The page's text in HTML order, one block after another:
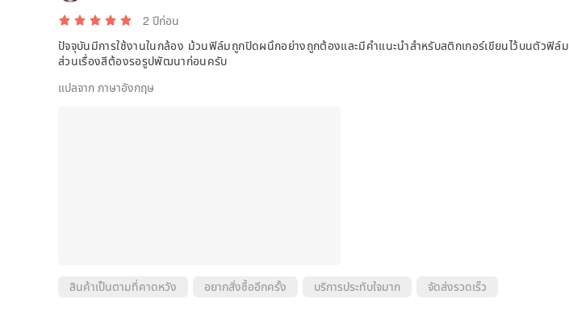
2 ปีก่อน
ปัจจุบันมีการใช้งานในกล้อง ม้วนฟิล์มถูกปิดผนึกอย่างถูกต้องและมีคำแนะนำสำหรับสติกเกอร์เขียนไว้บนตัวฟิล์ม
ส่วนเรื่องสีต้องรอรูปพัฒนาก่อนครับ
แปลจาก ภาษาอังกฤษ
สินค้าเป็นตามที่คาดหวัง อยากสั่งซื้ออีกครั้ง บริการประทับใจมาก จัดส่งรวดเร็ว